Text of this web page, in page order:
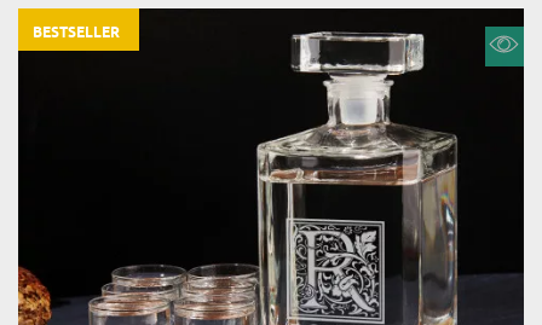
BESTSELLER